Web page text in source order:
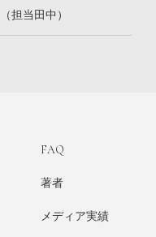
（担当田中）
FAQ
著者
メディア実績